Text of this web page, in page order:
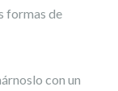
formas de
con un